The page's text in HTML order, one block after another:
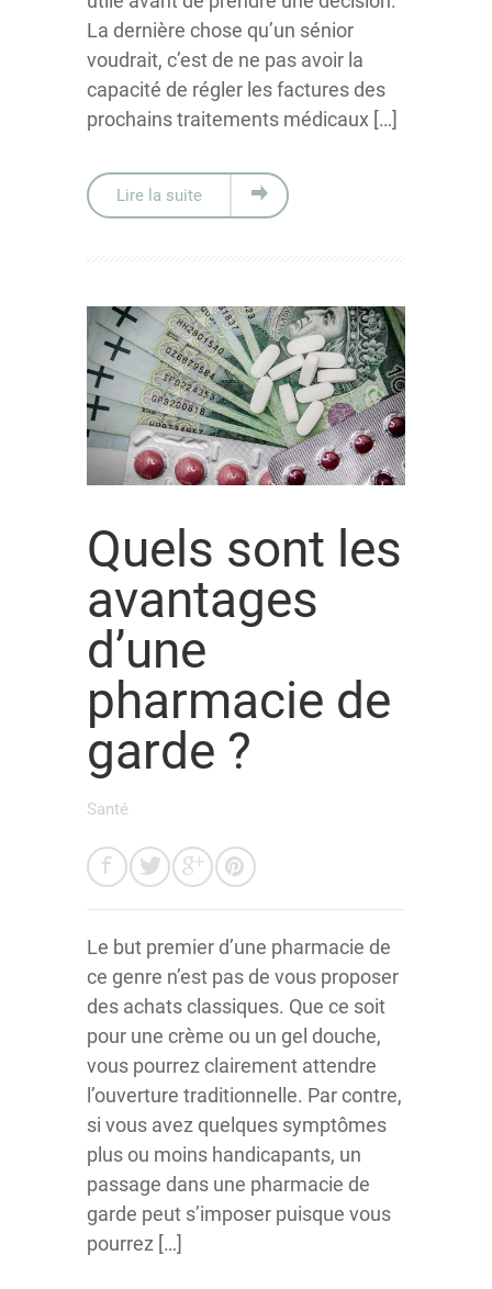
La dernière chose qu’un sénior
voudrait, c’est de ne pas avoir la
capacité de régler les factures des
prochains traitements médicaux […]
Lire la suite
Quels sont les
avantages
d’une
pharmacie de
garde ?
Santé
Le but premier d’une pharmacie de
ce genre n’est pas de vous proposer
des achats classiques. Que ce soit
pour une crème ou un gel douche,
vous pourrez clairement attendre
l’ouverture traditionnelle. Par contre,
si vous avez quelques symptômes
plus ou moins handicapants, un
passage dans une pharmacie de
garde peut s’imposer puisque vous
pourrez […]